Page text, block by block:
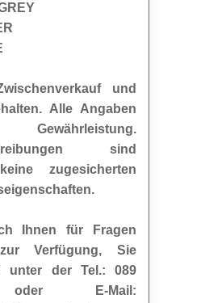
und
Alle Angaben
sind
zugesicherten
Ihnen für Fragen
Verfügung, Sie
unter der Tel.: 089
oder E-Mail: